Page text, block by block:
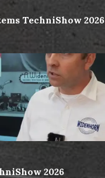
TechniShow 2026
2026